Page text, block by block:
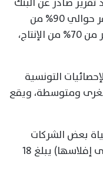
الدولي سنة 2024 أن هذا القطاع يوفر حوالي 90% من
الوظائف، و75% من الاستثمارات، وأكثر من 70% من الإنتاج،
التونسية
ألف شركة صغرى ومتوسطة، ويقع
بعض الشركات
الصغرى والمتوسطة (من انطلاقها إلى إفلاسها) يبلغ 18